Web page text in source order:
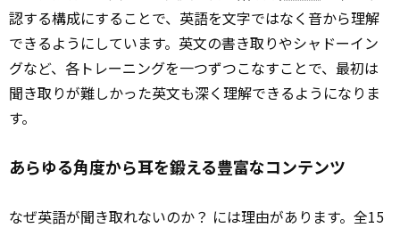
認する構成にすることで、英語を文字ではなく音から理解
できるようにしています。英文の書き取りやシャドーイン
グなど、各トレーニングを一つずつこなすことで、最初は
聞き取りが難しかった英文も深く理解できるようになりま
す。
あらゆる角度から耳を鍛える豊富なコンテンツ
なぜ英語が聞き取れないのか？ には理由があります。全15